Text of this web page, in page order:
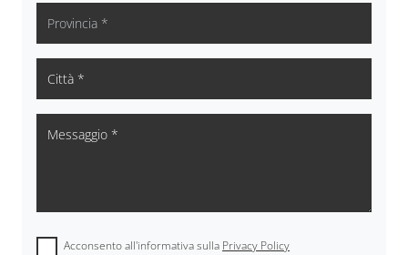
Acconsento all'informativa sulla Privacy Policy